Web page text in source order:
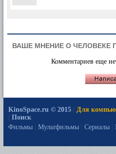
ВАШЕ МНЕНИЕ О ЧЕЛОВЕКЕ
Комментариев еще
KinoSpace.ru © 2015 Для
Поиск
Фильмы
Мультфильмы Сериалы